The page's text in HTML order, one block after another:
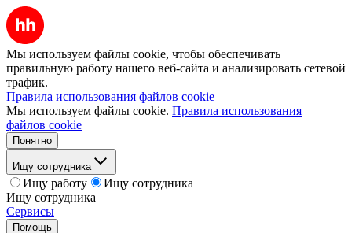
Мы используем файлы cookie, чтобы обеспечивать
правильную работу нашего веб-сайта и анализировать сетевой
трафик.
Правила использования файлов cookie
Мы используем файлы cookie. Правила использования
файлов cookie
Понятно
Ищу сотрудника
Ищу работу
Ищу сотрудника
Ищу сотрудника
Сервисы
Помощь